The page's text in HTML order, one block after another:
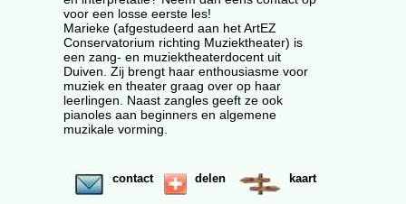
voor een losse eerste les!
Marieke (afgestudeerd aan het ArtEZ
Conservatorium richting Muziektheater) is
een zang- en muziektheaterdocent uit
Duiven. Zij brengt haar enthousiasme voor
muziek en theater graag over op haar
leerlingen. Naast zangles geeft ze ook
pianoles aan beginners en algemene
muzikale vorming.
contact delen kaart